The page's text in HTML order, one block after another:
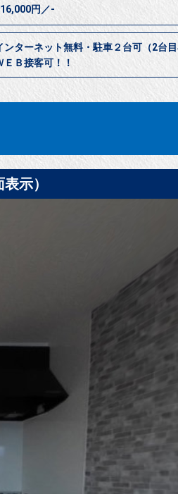
円／-
ンターネット無料・駐車２台可（2台
ＥＢ接客可！！
示）